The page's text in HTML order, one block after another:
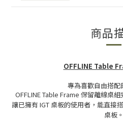
商品
OFFLINE Table
專為喜歡自由搭配
OFFLINE Table Frame 保留離線桌
讓已擁有 IGT 桌板的使用者，能直接
桌板。